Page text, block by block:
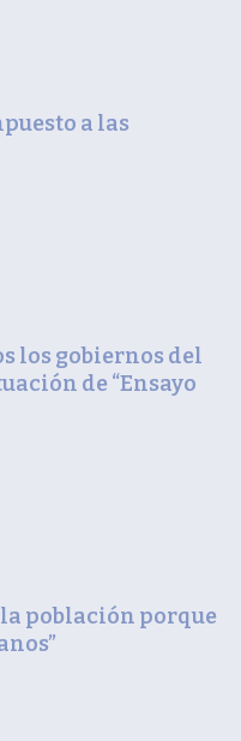
a las
los gobiernos del
de “Ensayo
población porque